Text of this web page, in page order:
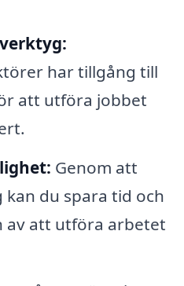
har tillgång till
att utföra jobbet
Genom att
du spara tid och
av att utföra arbetet